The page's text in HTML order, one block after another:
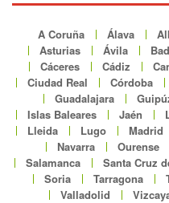
A Coruña Álava
Asturias
Ávila
Cáceres
Cádiz
Ciudad Real
Córdoba
Guadalajara
Islas Baleares
Jaén
Lleida
Lugo Madrid
Navarra
Ourense
Salamanca
Santa Cruz
Soria
Tarragona
Valladolid